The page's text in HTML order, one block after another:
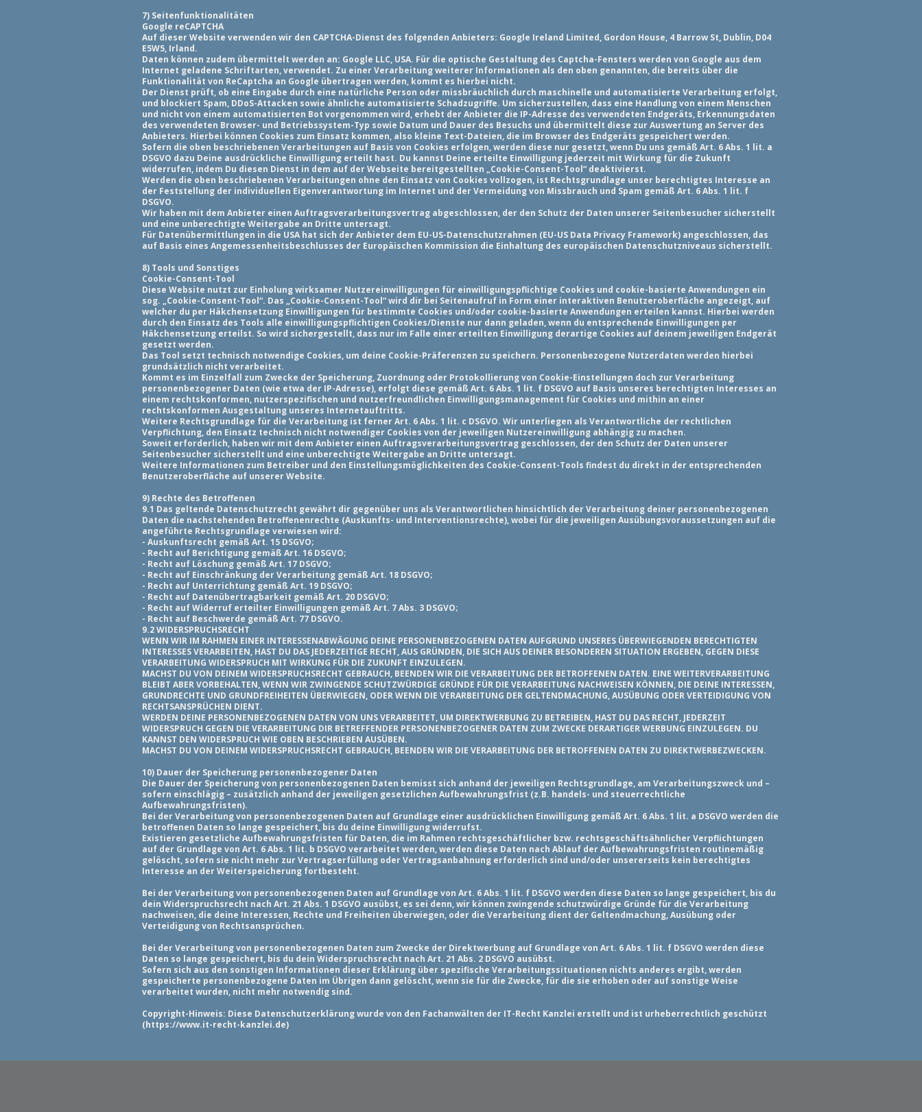
7) Seitenfunktionalitäten
Google reCAPTCHA
Auf dieser Website verwenden wir den CAPTCHA-Dienst des folgenden Anbieters: Google Ireland Limited, Gordon House, 4 Barrow St, Dublin, D04
E5W5, Irland.
Daten können zudem übermittelt werden an: Google LLC, USA. Für die optische Gestaltung des Captcha-Fensters werden von Google aus dem
Internet geladene Schriftarten, verwendet. Zu einer Verarbeitung weiterer Informationen als den oben genannten, die bereits über die
Funktionalität von ReCaptcha an Google übertragen werden, kommt es hierbei nicht.
Der Dienst prüft, ob eine Eingabe durch eine natürliche Person oder missbräuchlich durch maschinelle und automatisierte Verarbeitung erfolgt,
und blockiert Spam, DDoS-Attacken sowie ähnliche automatisierte Schadzugriffe. Um sicherzustellen, dass eine Handlung von einem Menschen
und nicht von einem automatisierten Bot vorgenommen wird, erhebt der Anbieter die IP-Adresse des verwendeten Endgeräts, Erkennungsdaten
des verwendeten Browser- und Betriebssystem-Typ sowie Datum und Dauer des Besuchs und übermittelt diese zur Auswertung an Server des
Anbieters. Hierbei können Cookies zum Einsatz kommen, also kleine Text-Dateien, die im Browser des Endgeräts gespeichert werden.
Sofern die oben beschriebenen Verarbeitungen auf Basis von Cookies erfolgen, werden diese nur gesetzt, wenn Du uns gemäß Art. 6 Abs. 1 lit. a
DSGVO dazu Deine ausdrückliche Einwilligung erteilt hast. Du kannst Deine erteilte Einwilligung jederzeit mit Wirkung für die Zukunft
widerrufen, indem Du diesen Dienst in dem auf der Webseite bereitgestellten „Cookie-Consent-Tool“ deaktivierst.
Werden die oben beschriebenen Verarbeitungen ohne den Einsatz von Cookies vollzogen, ist Rechtsgrundlage unser berechtigtes Interesse an
der Feststellung der individuellen Eigenverantwortung im Internet und der Vermeidung von Missbrauch und Spam gemäß Art. 6 Abs. 1 lit. f
DSGVO.
Wir haben mit dem Anbieter einen Auftragsverarbeitungsvertrag abgeschlossen, der den Schutz der Daten unserer Seitenbesucher sicherstellt
und eine unberechtigte Weitergabe an Dritte untersagt.
Für Datenübermittlungen in die USA hat sich der Anbieter dem EU-US-Datenschutzrahmen (EU-US Data Privacy Framework) angeschlossen, das
auf Basis eines Angemessenheitsbeschlusses der Europäischen Kommission die Einhaltung des europäischen Datenschutzniveaus sicherstellt.
8) Tools und Sonstiges
Cookie-Consent-Tool
Diese Website nutzt zur Einholung wirksamer Nutzereinwilligungen für einwilligungspflichtige Cookies und cookie-basierte Anwendungen ein
sog. „Cookie-Consent-Tool“. Das „Cookie-Consent-Tool“ wird dir bei Seitenaufruf in Form einer interaktiven Benutzeroberfläche angezeigt, auf
welcher du per Häkchensetzung Einwilligungen für bestimmte Cookies und/oder cookie-basierte Anwendungen erteilen kannst. Hierbei werden
durch den Einsatz des Tools alle einwilligungspflichtigen Cookies/Dienste nur dann geladen, wenn du entsprechende Einwilligungen per
Häkchensetzung erteilst. So wird sichergestellt, dass nur im Falle einer erteilten Einwilligung derartige Cookies auf deinem jeweiligen Endgerät
gesetzt werden.
Das Tool setzt technisch notwendige Cookies, um deine Cookie-Präferenzen zu speichern. Personenbezogene Nutzerdaten werden hierbei
grundsätzlich nicht verarbeitet.
Kommt es im Einzelfall zum Zwecke der Speicherung, Zuordnung oder Protokollierung von Cookie-Einstellungen doch zur Verarbeitung
personenbezogener Daten (wie etwa der IP-Adresse), erfolgt diese gemäß Art. 6 Abs. 1 lit. f DSGVO auf Basis unseres berechtigten Interesses an
einem rechtskonformen, nutzerspezifischen und nutzerfreundlichen Einwilligungsmanagement für Cookies und mithin an einer
rechtskonformen Ausgestaltung unseres Internetauftritts.
Weitere Rechtsgrundlage für die Verarbeitung ist ferner Art. 6 Abs. 1 lit. c DSGVO. Wir unterliegen als Verantwortliche der rechtlichen
Verpflichtung, den Einsatz technisch nicht notwendiger Cookies von der jeweiligen Nutzereinwilligung abhängig zu machen.
Soweit erforderlich, haben wir mit dem Anbieter einen Auftragsverarbeitungsvertrag geschlossen, der den Schutz der Daten unserer
Seitenbesucher sicherstellt und eine unberechtigte Weitergabe an Dritte untersagt.
Weitere Informationen zum Betreiber und den Einstellungsmöglichkeiten des Cookie-Consent-Tools findest du direkt in der entsprechenden
Benutzeroberfläche auf unserer Website.
9) Rechte des Betroffenen
9.1 Das geltende Datenschutzrecht gewährt dir gegenüber uns als Verantwortlichen hinsichtlich der Verarbeitung deiner personenbezogenen
Daten die nachstehenden Betroffenenrechte (Auskunfts- und Interventionsrechte), wobei für die jeweiligen Ausübungsvoraussetzungen auf die
angeführte Rechtsgrundlage verwiesen wird:
- Auskunftsrecht gemäß Art. 15 DSGVO;
- Recht auf Berichtigung gemäß Art. 16 DSGVO;
- Recht auf Löschung gemäß Art. 17 DSGVO;
- Recht auf Einschränkung der Verarbeitung gemäß Art. 18 DSGVO;
- Recht auf Unterrichtung gemäß Art. 19 DSGVO;
- Recht auf Datenübertragbarkeit gemäß Art. 20 DSGVO;
- Recht auf Widerruf erteilter Einwilligungen gemäß Art. 7 Abs. 3 DSGVO;
- Recht auf Beschwerde gemäß Art. 77 DSGVO.
9.2 WIDERSPRUCHSRECHT
WENN WIR IM RAHMEN EINER INTERESSENABWÄGUNG DEINE PERSONENBEZOGENEN DATEN AUFGRUND UNSERES ÜBERWIEGENDEN BERECHTIGTEN
INTERESSES VERARBEITEN, HAST DU DAS JEDERZEITIGE RECHT, AUS GRÜNDEN, DIE SICH AUS DEINER BESONDEREN SITUATION ERGEBEN, GEGEN DIESE
VERARBEITUNG WIDERSPRUCH MIT WIRKUNG FÜR DIE ZUKUNFT EINZULEGEN.
MACHST DU VON DEINEM WIDERSPRUCHSRECHT GEBRAUCH, BEENDEN WIR DIE VERARBEITUNG DER BETROFFENEN DATEN. EINE WEITERVERARBEITUNG
BLEIBT ABER VORBEHALTEN, WENN WIR ZWINGENDE SCHUTZWÜRDIGE GRÜNDE FÜR DIE VERARBEITUNG NACHWEISEN KÖNNEN, DIE DEINE INTERESSEN,
GRUNDRECHTE UND GRUNDFREIHEITEN ÜBERWIEGEN, ODER WENN DIE VERARBEITUNG DER GELTENDMACHUNG, AUSÜBUNG ODER VERTEIDIGUNG VON
RECHTSANSPRÜCHEN DIENT.
WERDEN DEINE PERSONENBEZOGENEN DATEN VON UNS VERARBEITET, UM DIREKTWERBUNG ZU BETREIBEN, HAST DU DAS RECHT, JEDERZEIT
WIDERSPRUCH GEGEN DIE VERARBEITUNG DIR BETREFFENDER PERSONENBEZOGENER DATEN ZUM ZWECKE DERARTIGER WERBUNG EINZULEGEN. DU
KANNST DEN WIDERSPRUCH WIE OBEN BESCHRIEBEN AUSÜBEN.
MACHST DU VON DEINEM WIDERSPRUCHSRECHT GEBRAUCH, BEENDEN WIR DIE VERARBEITUNG DER BETROFFENEN DATEN ZU DIREKTWERBEZWECKEN.
10) Dauer der Speicherung personenbezogener Daten
Die Dauer der Speicherung von personenbezogenen Daten bemisst sich anhand der jeweiligen Rechtsgrundlage, am Verarbeitungszweck und –
sofern einschlägig – zusätzlich anhand der jeweiligen gesetzlichen Aufbewahrungsfrist (z.B. handels- und steuerrechtliche
Aufbewahrungsfristen).
Bei der Verarbeitung von personenbezogenen Daten auf Grundlage einer ausdrücklichen Einwilligung gemäß Art. 6 Abs. 1 lit. a DSGVO werden die
betroffenen Daten so lange gespeichert, bis du deine Einwilligung widerrufst.
Existieren gesetzliche Aufbewahrungsfristen für Daten, die im Rahmen rechtsgeschäftlicher bzw. rechtsgeschäftsähnlicher Verpflichtungen
auf der Grundlage von Art. 6 Abs. 1 lit. b DSGVO verarbeitet werden, werden diese Daten nach Ablauf der Aufbewahrungsfristen routinemäßig
gelöscht, sofern sie nicht mehr zur Vertragserfüllung oder Vertragsanbahnung erforderlich sind und/oder unsererseits kein berechtigtes
Interesse an der Weiterspeicherung fortbesteht.
Bei der Verarbeitung von personenbezogenen Daten auf Grundlage von Art. 6 Abs. 1 lit. f DSGVO werden diese Daten so lange gespeichert, bis du
dein Widerspruchsrecht nach Art. 21 Abs. 1 DSGVO ausübst, es sei denn, wir können zwingende schutzwürdige Gründe für die Verarbeitung
nachweisen, die deine Interessen, Rechte und Freiheiten überwiegen, oder die Verarbeitung dient der Geltendmachung, Ausübung oder
Verteidigung von Rechtsansprüchen.
Bei der Verarbeitung von personenbezogenen Daten zum Zwecke der Direktwerbung auf Grundlage von Art. 6 Abs. 1 lit. f DSGVO werden diese
Daten so lange gespeichert, bis du dein Widerspruchsrecht nach Art. 21 Abs. 2 DSGVO ausübst.
Sofern sich aus den sonstigen Informationen dieser Erklärung über spezifische Verarbeitungssituationen nichts anderes ergibt, werden
gespeicherte personenbezogene Daten im Übrigen dann gelöscht, wenn sie für die Zwecke, für die sie erhoben oder auf sonstige Weise
verarbeitet wurden, nicht mehr notwendig sind.
Copyright-Hinweis: Diese Datenschutzerklärung wurde von den Fachanwälten der IT-Recht Kanzlei erstellt und ist urheberrechtlich geschützt
(https://www.it-recht-kanzlei.de)